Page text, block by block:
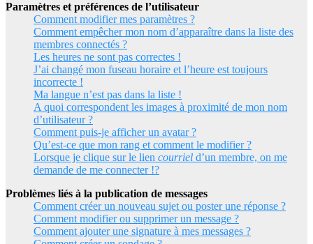
Paramètres et préférences de l’utilisateur
Comment modifier mes paramètres ?
Comment empêcher mon nom d’apparaître dans la liste des
membres connectés ?
Les heures ne sont pas correctes !
J’ai changé mon fuseau horaire et l’heure est toujours
incorrecte !
Ma langue n’est pas dans la liste !
A quoi correspondent les images à proximité de mon nom
d’utilisateur ?
Comment puis-je afficher un avatar ?
Qu’est-ce que mon rang et comment le modifier ?
Lorsque je clique sur le lien courriel d’un membre, on me
demande de me connecter !?
Problèmes liés à la publication de messages
Comment créer un nouveau sujet ou poster une réponse ?
Comment modifier ou supprimer un message ?
Comment ajouter une signature à mes messages ?